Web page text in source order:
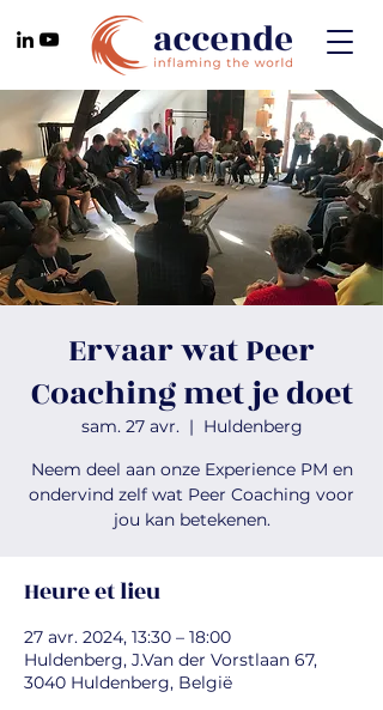
Ervaar wat Peer
Coaching met je doet
sam. 27 avr.
  |
Huldenberg
Neem deel aan onze Experience PM en
ondervind zelf wat Peer Coaching voor
jou kan betekenen.
Heure et lieu
27 avr. 2024, 13:30 – 18:00
Huldenberg, J.Van der Vorstlaan 67,
3040 Huldenberg, België